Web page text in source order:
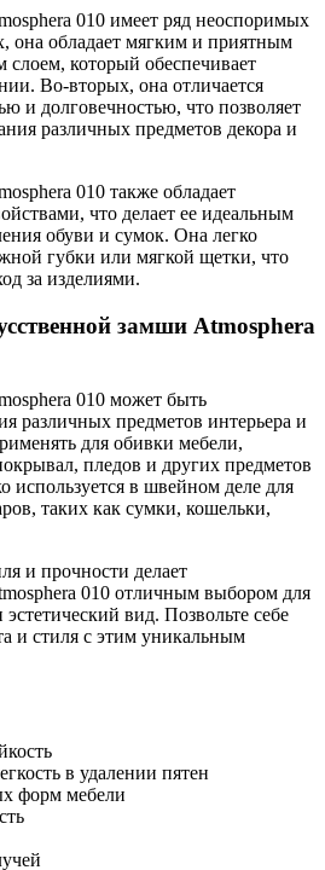
010 имеет ряд неоспоримых
она обладает мягким и приятным
который обеспечивает
Во-вторых, она отличается
и долговечностью, что позволяет
различных предметов декора и
010 также обладает
что делает ее идеальным
обуви и сумок. Она легко
губки или мягкой щетки, что
за изделиями.
замши Atmosphera
010 может быть
различных предметов интерьера и
для обивки мебели,
пледов и других предметов
используется в швейном деле для
таких как сумки, кошельки,
и прочности делает
010 отличным выбором для
эстетический вид. Позвольте себе
и стиля с этим уникальным
в удалении пятен
форм мебели